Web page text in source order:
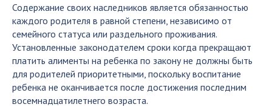
Содержание своих наследников является обязанностью
каждого родителя в равной степени, независимо от
семейного статуса или раздельного проживания.
Установленные законодателем сроки когда прекращают
платить алименты на ребенка по закону не должны быть
для родителей приоритетными, поскольку воспитание
ребенка не оканчивается после достижения последним
восемнадцатилетнего возраста.